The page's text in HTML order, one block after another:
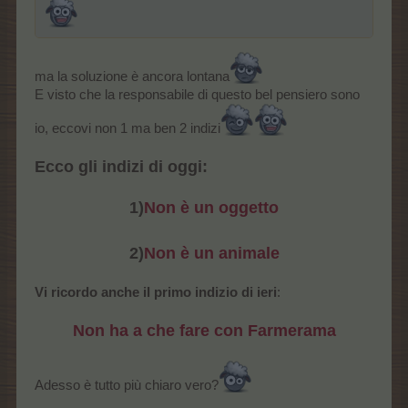
ma la soluzione è ancora lontana
E visto che la responsabile di questo bel pensiero sono
io, eccovi non 1 ma ben 2 indizi
Ecco gli indizi di oggi:
1)Non è un oggetto
2)Non è un animale
Vi ricordo anche il primo indizio di ieri:
Non ha a che fare con Farmerama
Adesso è tutto più chiaro vero?